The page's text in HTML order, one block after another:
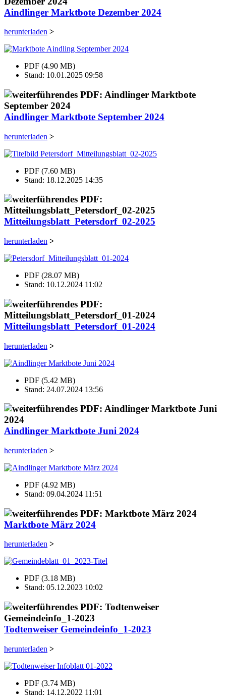
Aindlinger Marktbote Dezember 2024
herunterladen >
PDF (4.90 MB)
Stand: 10.01.2025 09:58
Aindlinger Marktbote September 2024
herunterladen >
PDF (7.60 MB)
Stand: 18.12.2025 14:35
Mitteilungsblatt_Petersdorf_02-2025
herunterladen >
PDF (28.07 MB)
Stand: 10.12.2024 11:02
Mitteilungsblatt_Petersdorf_01-2024
herunterladen >
PDF (5.42 MB)
Stand: 24.07.2024 13:56
Aindlinger Marktbote Juni 2024
herunterladen >
PDF (4.92 MB)
Stand: 09.04.2024 11:51
Marktbote März 2024
herunterladen >
PDF (3.18 MB)
Stand: 05.12.2023 10:02
Todtenweiser Gemeindeinfo_1-2023
herunterladen >
PDF (3.74 MB)
Stand: 14.12.2022 11:01